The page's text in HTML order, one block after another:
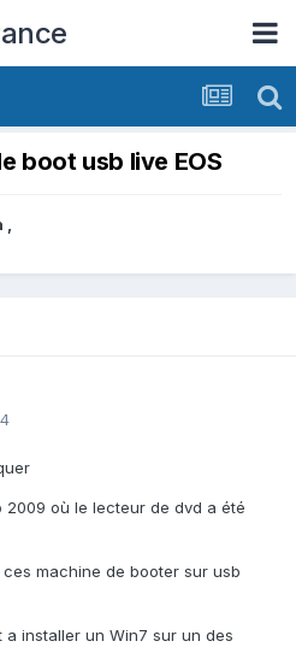
boot usb live EOS
,
où le lecteur de dvd a été
machine de booter sur usb
installer un Win7 sur un des